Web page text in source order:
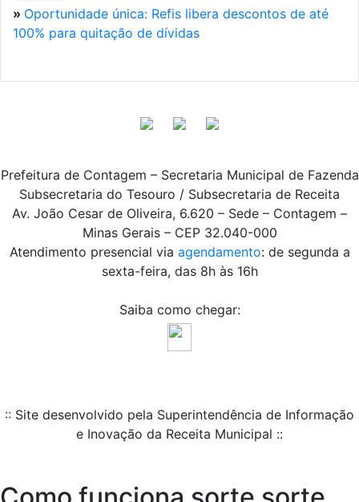
» Oportunidade única: Refis libera descontos de até
100% para quitação de dívidas
Prefeitura de Contagem – Secretaria Municipal de Fazenda
Subsecretaria do Tesouro / Subsecretaria de Receita
Av. João Cesar de Oliveira, 6.620 – Sede – Contagem –
Minas Gerais – CEP 32.040-000
Atendimento presencial via agendamento: de segunda a
sexta-feira, das 8h às 16h
Saiba como chegar:
:: Site desenvolvido pela Superintendência de Informação
e Inovação da Receita Municipal ::